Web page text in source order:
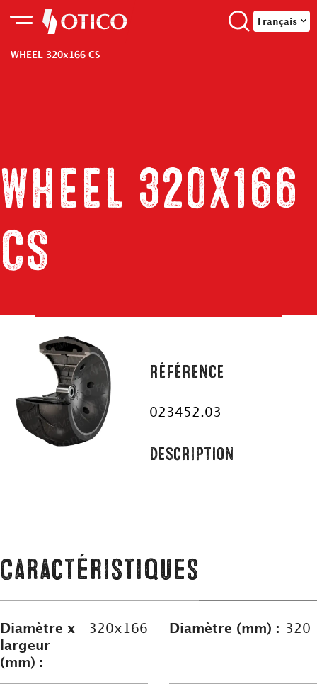
Français
WHEEL 320x166 CS
WHEEL 320x166
CS
RÉFÉRENCE
023452.03
DESCRIPTION
Caractéristiques
Diamètre x
largeur
(mm) :
320x166 Diamètre (mm) : 320